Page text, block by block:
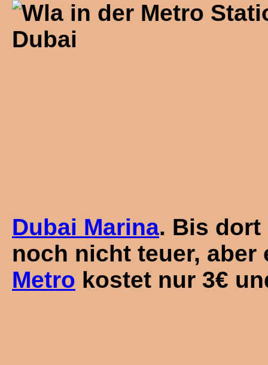
Dubai Marina. Bis dort
noch nicht teuer,
Metro kostet nur 3€